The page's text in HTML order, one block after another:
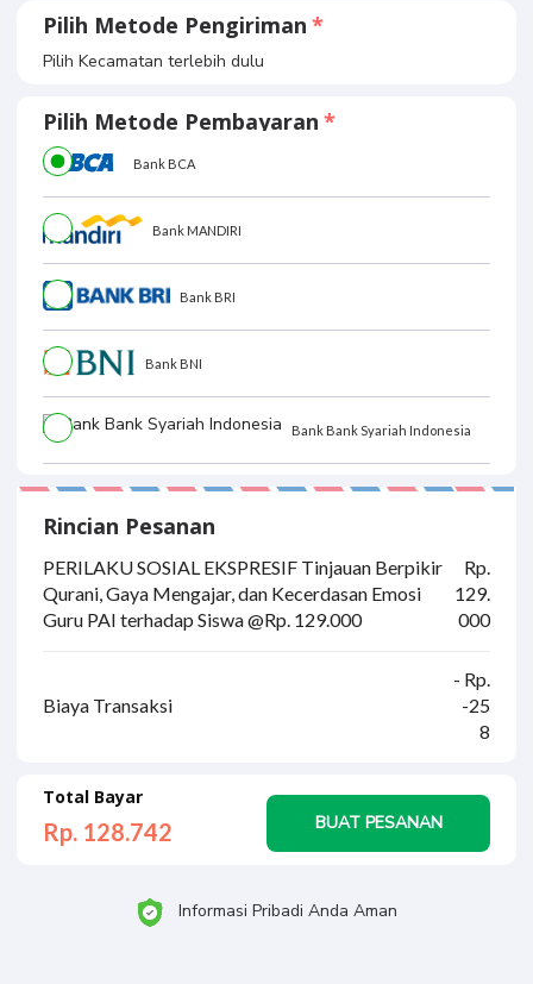
Pilih Metode Pengiriman
Pilih Kecamatan terlebih dulu
Pilih Metode Pembayaran
Bank BCA
Bank MANDIRI
Bank BRI
Bank BNI
Bank Bank Syariah Indonesia
Rincian Pesanan
PERILAKU SOSIAL EKSPRESIF Tinjauan Berpikir
Qurani, Gaya Mengajar, dan Kecerdasan Emosi
Guru PAI terhadap Siswa @Rp. 129.000
Rp.
129.
000
Biaya Transaksi
- Rp.
-25
8
Total Bayar
Rp. 128.742 BUAT PESANAN
Informasi Pribadi Anda Aman